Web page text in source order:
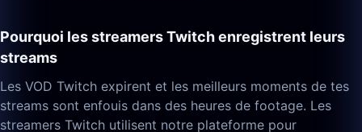
Pourquoi les streamers Twitch enregistrent leurs
streams
Les VOD Twitch expirent et les meilleurs moments de tes
streams sont enfouis dans des heures de footage. Les
streamers Twitch utilisent notre plateforme pour